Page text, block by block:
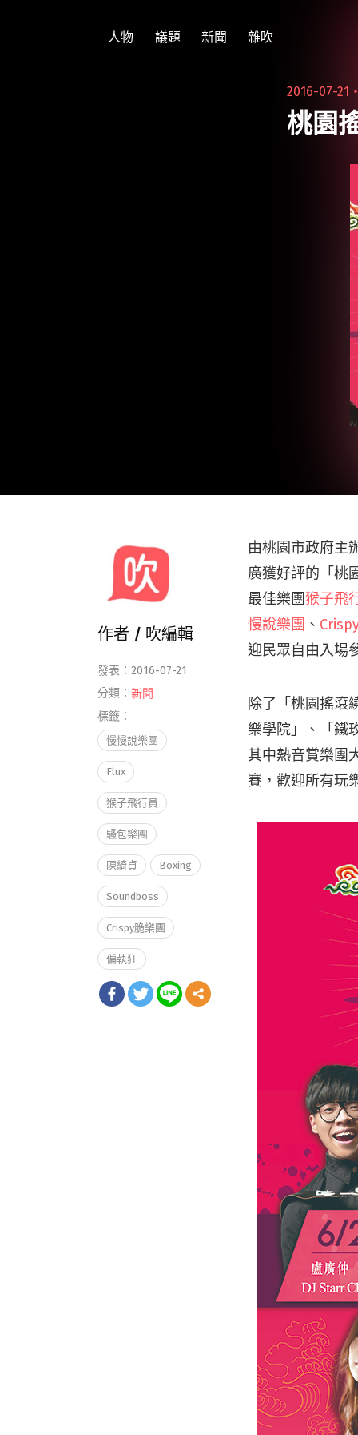
人物 議題 新聞 雜吹
2016-07-21
桃園
由桃園市政府主
廣獲好評的「桃
最佳樂團猴子飛
慢說樂團 、
迎民眾自由入場
除了「桃園搖滾
樂學院」、「鐵
其中熱音賞樂團
賽，歡迎所有玩
作者 / 吹編輯
發表：2016-07-21
分類： 新聞
標籤：
慢慢說樂團
Flux
猴子飛行員
騷包樂團
陳綺貞 Boxing
Soundboss
Crispy脆樂團
偏執狂